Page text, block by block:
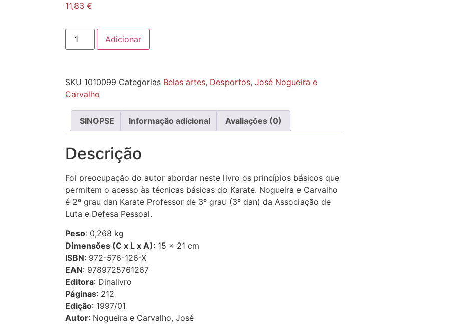
11,83 €
Adicionar
SKU 1010099 Categorias Belas artes, Desportos, José Nogueira e
Carvalho
SINOPSE Informação adicional Avaliações (0)
Descrição
Foi preocupação do autor abordar neste livro os princípios básicos que
permitem o acesso às técnicas básicas do Karate. Nogueira e Carvalho
é 2º grau dan Karate Professor de 3º grau (3º dan) da Associação de
Luta e Defesa Pessoal.
Peso: 0,268 kg
Dimensões (C x L x A): 15 × 21 cm
ISBN: 972-576-126-X
EAN: 9789725761267
Editora: Dinalivro
Páginas: 212
Edição: 1997/01
Autor: Nogueira e Carvalho, José